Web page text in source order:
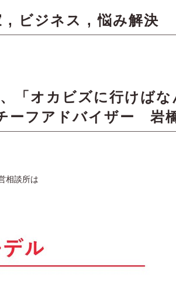
, ビジネス ,悩み解決
「オカビズに行けばな
フアドバイザー 岩
相談所は